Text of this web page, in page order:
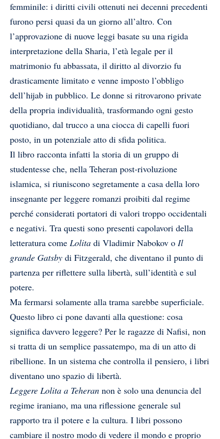
femminile: i diritti civili ottenuti nei decenni precedenti
furono persi quasi da un giorno all’altro. Con
l’approvazione di nuove leggi basate su una rigida
interpretazione della Sharia, l’età legale per il
matrimonio fu abbassata, il diritto al divorzio fu
drasticamente limitato e venne imposto l’obbligo
dell’hijab in pubblico. Le donne si ritrovarono private
della propria individualità, trasformando ogni gesto
quotidiano, dal trucco a una ciocca di capelli fuori
posto, in un potenziale atto di sfida politica.
Il libro racconta infatti la storia di un gruppo di
studentesse che, nella Teheran post-rivoluzione
islamica, si riuniscono segretamente a casa della loro
insegnante per leggere romanzi proibiti dal regime
perché considerati portatori di valori troppo occidentali
e negativi. Tra questi sono presenti capolavori della
letteratura come Lolita di Vladimir Nabokov o Il
grande Gatsby di Fitzgerald, che diventano il punto di
partenza per riflettere sulla libertà, sull’identità e sul
potere.
Ma fermarsi solamente alla trama sarebbe superficiale.
Questo libro ci pone davanti alla questione: cosa
significa davvero leggere? Per le ragazze di Nafisi, non
si tratta di un semplice passatempo, ma di un atto di
ribellione. In un sistema che controlla il pensiero, i libri
diventano uno spazio di libertà.
Leggere Lolita a Teheran non è solo una denuncia del
regime iraniano, ma una riflessione generale sul
rapporto tra il potere e la cultura. I libri possono
cambiare il nostro modo di vedere il mondo e proprio